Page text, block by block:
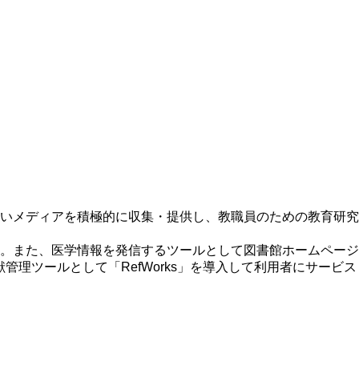
メディアを積極的に収集・提供し、教職員のための教育研究
また、医学情報を発信するツールとして図書館ホームページ
理ツールとして「RefWorks」を導入して利用者にサービス